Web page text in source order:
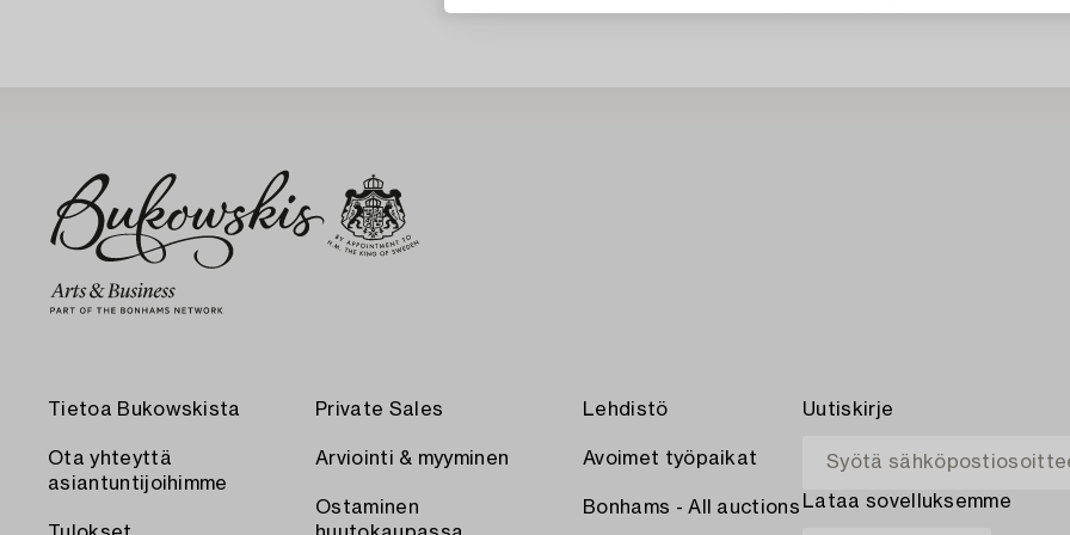
Tietoa Bukowskista
Ota yhteyttä
asiantuntijoihimme
Private Sales
Arviointi & myyminen
Ostaminen
Lehdistö
Avoimet työpaikat
Bonhams - All auctions
Uutiskirje
Lataa sovelluksemme